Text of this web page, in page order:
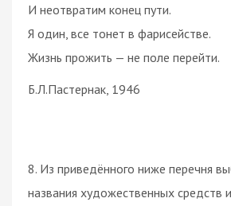
И неотвратим конец пути.
Я один, все тонет в фарисействе.
Жизнь прожить — не поле перейти.
Б.Л.Пастернак, 1946
8. Из приведённого ниже перечня
названия художественных средств